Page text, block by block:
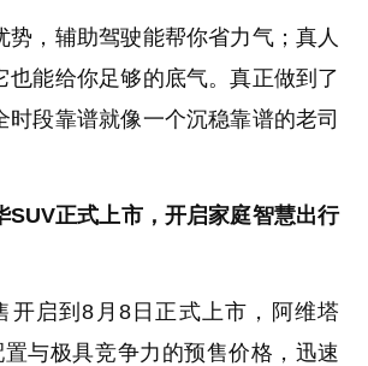
势，辅助驾驶能帮你省力气；真人
也能给你足够的底气。真正做到了
时段靠谱就像一个沉稳靠谱的老司
SUV正式上市，开启家庭智慧出行
开启到8月8日正式上市，阿维塔
与极具竞争力的预售价格，迅速